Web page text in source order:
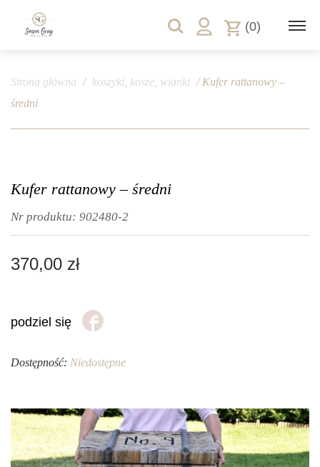
(0)
Strona główna / koszyki, kosze, wianki / Kufer rattanowy –
średni
Kufer rattanowy – średni
Nr produktu: 902480-2
370,00 zł
podziel się
Dostępność: Niedostępne